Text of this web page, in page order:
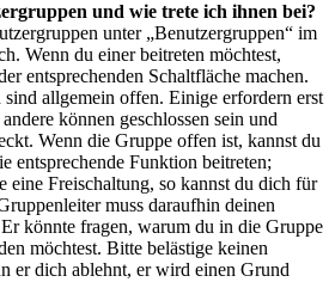
und wie trete ich ihnen bei?
unter „Benutzergruppen“ im
Wenn du einer beitreten möchtest,
entsprechenden Schaltfläche machen.
allgemein offen. Einige erfordern erst
können geschlossen sein und
Wenn die Gruppe offen ist, kannst du
entsprechende Funktion beitreten;
eine Freischaltung, so kannst du dich für
muss daraufhin deinen
könnte fragen, warum du in die Gruppe
möchtest. Bitte belästige keinen
er dich ablehnt, er wird einen Grund